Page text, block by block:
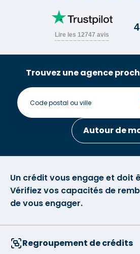
Trouvez une agence
Autour de
Un crédit vous engage et doit
Vérifiez vos capacités de
de vous engager.
Regroupement de crédits